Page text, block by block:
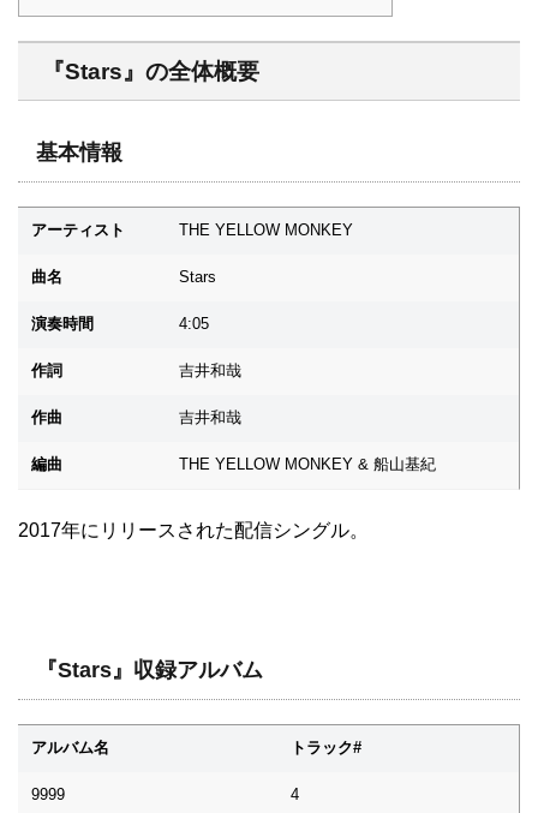
『Stars』の全体概要
基本情報
アーティスト THE YELLOW MONKEY
曲名 Stars
演奏時間 4:05
作詞 吉井和哉
作曲 吉井和哉
編曲 THE YELLOW MONKEY & 船山基紀
2017年にリリースされた配信シングル。
『Stars』収録アルバム
アルバム名 トラック#
9999 4